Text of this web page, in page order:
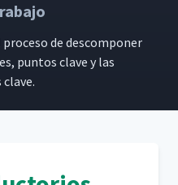
de descom­pon­er
pun­tos clave y las